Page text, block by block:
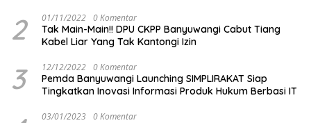
2 01/11/2022 0 Komentar
Tak Main-Main!! DPU CKPP Banyuwangi Cabut Tiang
Kabel Liar Yang Tak Kantongi Izin
3 12/12/2022 0 Komentar
Pemda Banyuwangi Launching SIMPLIRAKAT Siap
Tingkatkan Inovasi Informasi Produk Hukum Berbasi IT
03/01/2023 0 Komentar